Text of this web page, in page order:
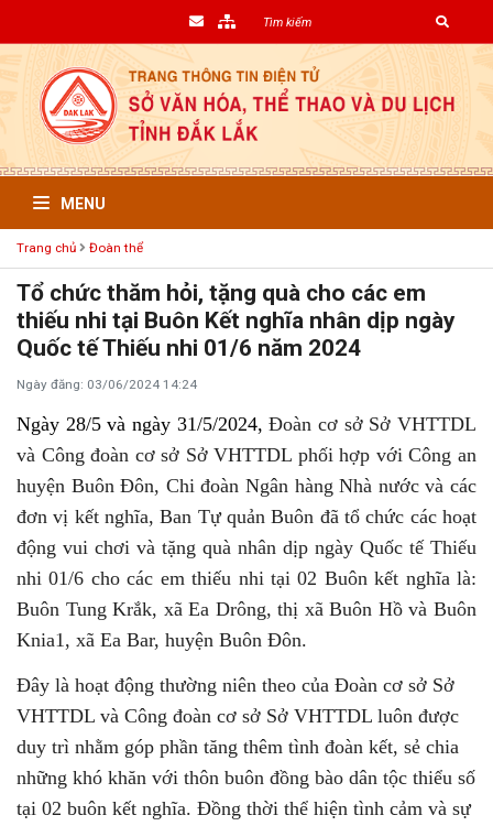
MENU
Trang chủ Đoàn thể
Tổ chức thăm hỏi, tặng quà cho các em
thiếu nhi tại Buôn Kết nghĩa nhân dịp ngày
Quốc tế Thiếu nhi 01/6 năm 2024
Ngày đăng: 03/06/2024 14:24
Ngày 28/5 và ngày 31/5/2024,Đoàn cơ sở Sở VHTTDL
và Công đoàn cơ sở Sở VHTTDL phối hợp với Công an
huyện Buôn Đôn, Chi đoàn Ngân hàng Nhà nước và các
đơn vị kết nghĩa, Ban Tự quản Buôn đã tổ chức các hoạt
động vui chơi và tặng quà nhân dịp ngày Quốc tế Thiếu
nhi 01/6 cho các em thiếu nhi tại 02 Buôn kết nghĩa là:
Buôn Tung Krắk, xã Ea Drông, thị xã Buôn Hồ và Buôn
Knia1, xã Ea Bar, huyện Buôn Đôn.
Đây là hoạt động thường niên theo của Đoàn cơ sở Sở
VHTTDL và Công đoàn cơ sở Sở VHTTDL luôn được
duy trì nhằm góp phần tăng thêm tình đoàn kết, sẻ chia
những khó khăn với thôn buôn đồng bào dân tộc thiểu số
tại 02 buôn kết nghĩa. Đồng thời thể hiện tình cảm và sự